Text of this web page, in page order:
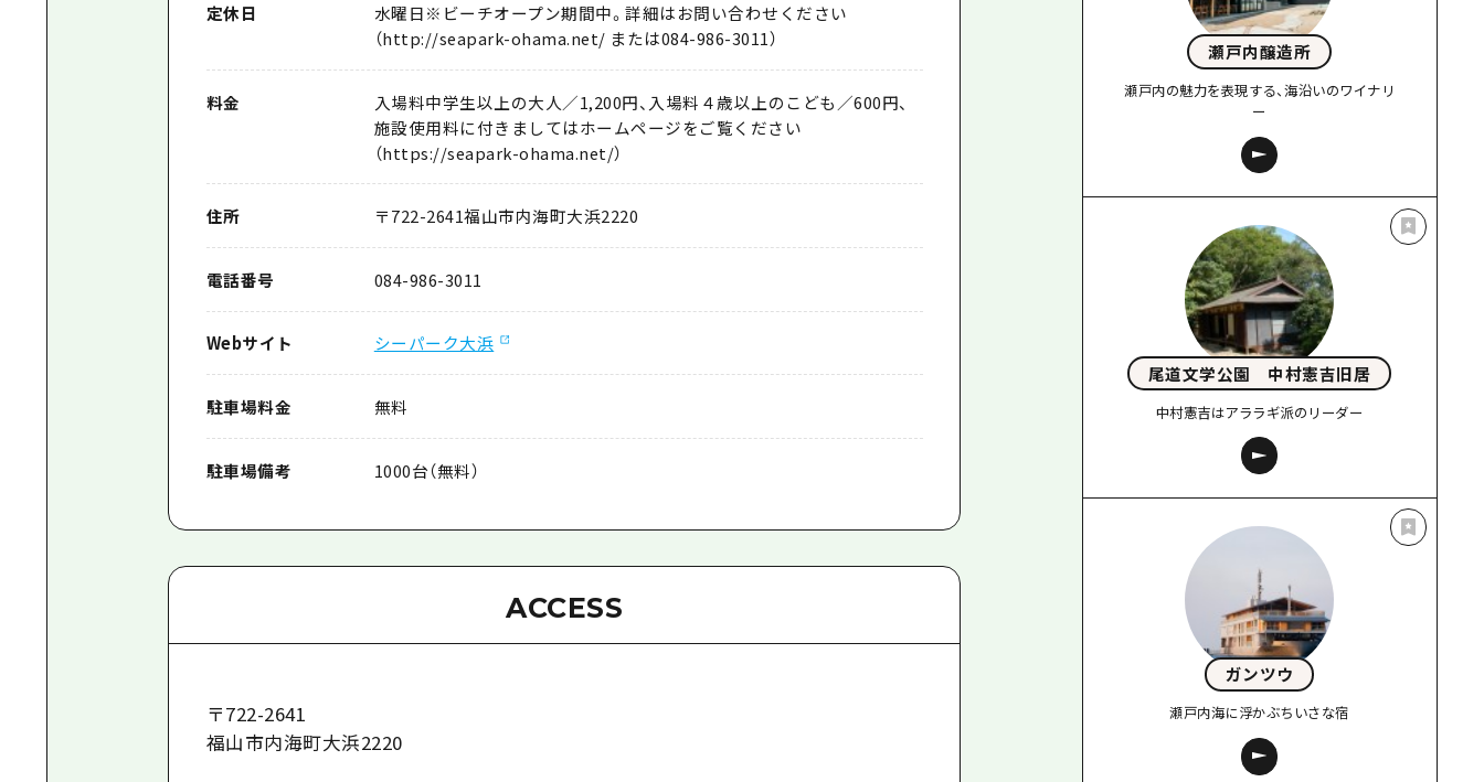
定休日
水曜日※ビーチオープン期間中。詳細はお問い合わせください
（http://seapark-ohama.net/ または084-986-3011）
料金
入場料中学生以上の大人／1,200円、入場料４歳以上のこども／600円、
施設使用料に付きましてはホームページをご覧ください
（https://seapark-ohama.net/）
住所 〒722-2641福山市内海町大浜2220
電話番号 084-986-3011
Webサイト シーパーク大浜
駐車場料金 無料
駐車場備考 1000台（無料）
ACCESS
〒722-2641
福山市内海町大浜2220
瀬戸内醸造所
瀬戸内の魅力を表現する、海沿いのワイナリ
ー
尾道文学公園 中村憲吉旧居
中村憲吉はアララギ派のリーダー
ガンツウ
瀬戸内海に浮かぶちいさな宿